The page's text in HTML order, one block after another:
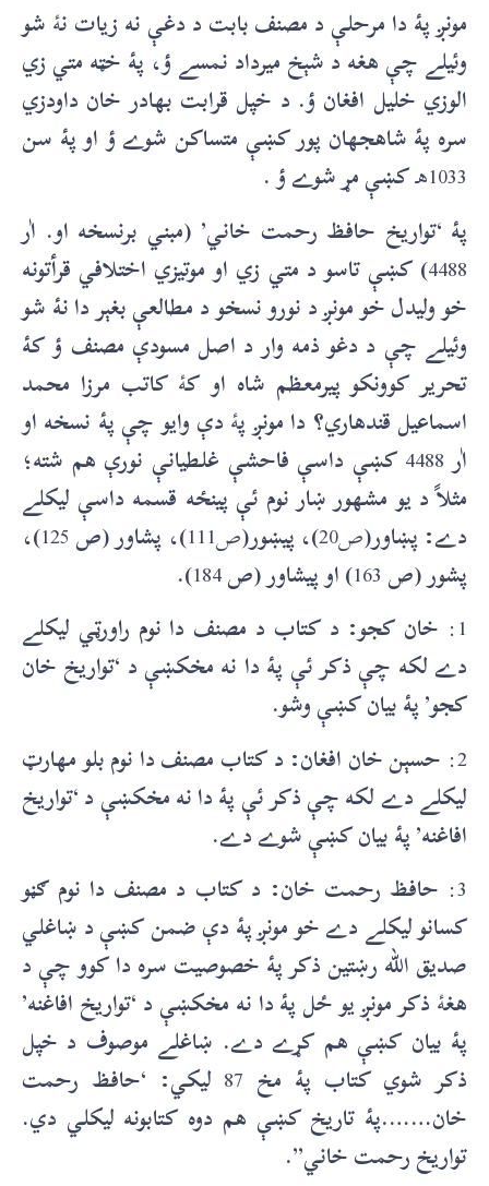
مونږ پۀ دا مرحلې د مصنف بابت د دغې نه زيات نۀشو
وئيلے چې هغه د شېخ ميرداد نمسے ؤ، پۀ خټه متي زي
الوزي خليل افغان ؤ. د خپل قرابت بهادر خان داودزي
سره پۀ شاهجهان پور کښې متساکن شوے ؤ او پۀ سن
1033هـ کښې مړ شوے ؤ .
پۀ ‘تواريخ حافظ رحمت خاني’ (مبني برنسخه او. اٰر
4488) کښې تاسو د متي زي او موتيزي اختلافي قرأتونه
خو وليدل خو مونږ د نورو نسخو د مطالعې بغېر دا نۀ شو
وئيلے چې د دغو ذمه وار د اصل مسودې مصنف ؤ کۀ
تحرير کوونکو پيرمعظم شاه او کۀکاتب مرزا محمد
اسماعيل قندهاري؟ دا مونږ پۀدې وایو چې پۀ نسخه او
اٰر4488کښې داسې فاحشې غلطيانې نورې هم شته؛
مثلاً د يو مشهور ښار نوم ئې پینځه قسمه داسې ليکلے
دے: پښاور(ص20 )، پيښور(ص111 )، پشاور (ص125)،
پشور (ص163) او پيشاور (ص184
).
1: خان کجو: د کتاب د مصنف دا نوم راورټي ليکلے
دے لکه چې ذکر ئې پۀ دا نه مخکښې د ‘تواريخ خان
کجو’ پۀ بيان کښې وشو.
2: حسېن خان افغان: د کتاب مصنف دا نوم بلو مهارټ
ليکلے دے لکه چې ذکر ئې پۀ دا نه مخکښې د ‘تواريخ
افاغنه’ پۀ بيان کښې شوے دے.
3: حافظ رحمت خان: د کتاب د مصنف دا نوم ګڼو
کسانو ليکلے دے خو مونږ پۀ دې ضمن کښې د ښاغلي
صديق الله رښتين ذکر پۀ خصوصيت سره دا کوو چې د
هغۀذکر مونږ يو ځل پۀ دا نه مخکښې د ‘تواريخ افاغنه’
پۀ بيان کښې هم کړے دے. ښاغلے موصوف د خپل
ذکر شوي کتاب پۀ مخ 87ليکي: ‘حافظ رحمت
خان…….پۀ تاريخ کښې هم دوه کتابونه ليکلي دي.
تواريخ رحمت خاني”.